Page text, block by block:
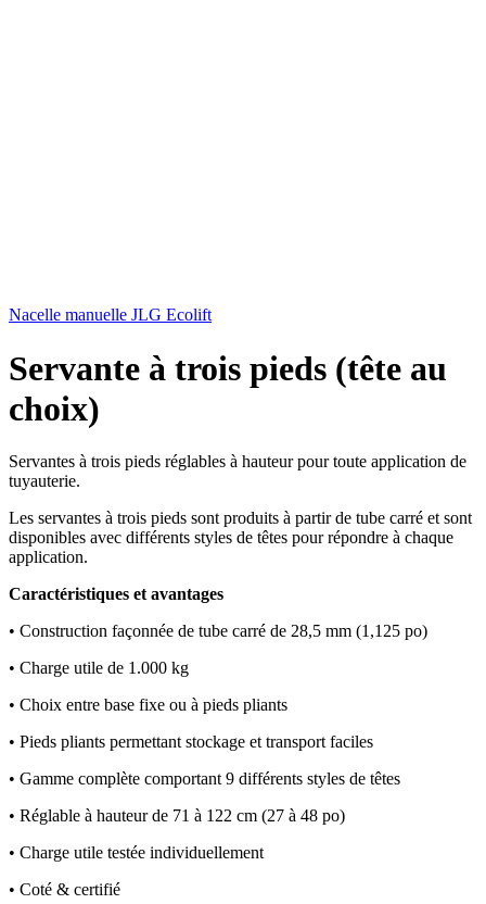
Nacelle manuelle JLG Ecolift
Servante à trois pieds (tête au
choix)
Servantes à trois pieds réglables à hauteur pour toute application de
tuyauterie.
Les servantes à trois pieds sont produits à partir de tube carré et sont
disponibles avec différents styles de têtes pour répondre à chaque
application.
Caractéristiques et avantages
• Construction façonnée de tube carré de 28,5 mm (1,125 po)
• Charge utile de 1.000 kg
• Choix entre base fixe ou à pieds pliants
• Pieds pliants permettant stockage et transport faciles
• Gamme complète comportant 9 différents styles de têtes
• Réglable à hauteur de 71 à 122 cm (27 à 48 po)
• Charge utile testée individuellement
• Coté & certifié